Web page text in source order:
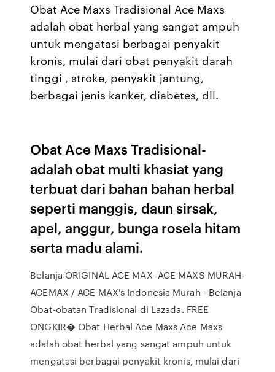
Obat Ace Maxs Tradisional Ace Maxs
adalah obat herbal yang sangat ampuh
untuk mengatasi berbagai penyakit
kronis, mulai dari obat penyakit darah
tinggi , stroke, penyakit jantung,
berbagai jenis kanker, diabetes, dll.
Obat Ace Maxs Tradisional-
adalah obat multi khasiat yang
terbuat dari bahan bahan herbal
seperti manggis, daun sirsak,
apel, anggur, bunga rosela hitam
serta madu alami.
Belanja ORIGINAL ACE MAX- ACE MAXS MURAH-
ACEMAX / ACE MAX's Indonesia Murah - Belanja
Obat-obatan Tradisional di Lazada. FREE
ONGKIR� Obat Herbal Ace Maxs Ace Maxs
adalah obat herbal yang sangat ampuh untuk
mengatasi berbagai penyakit kronis, mulai dari